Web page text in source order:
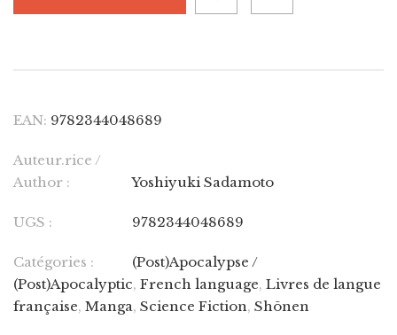
EAN: 9782344048689
Auteur.rice /
Author :
Yoshiyuki Sadamoto
UGS : 9782344048689
Catégories :
(Post)Apocalypse /
(Post)Apocalyptic, French language, Livres de langue
française, Manga, Science Fiction, Shōnen